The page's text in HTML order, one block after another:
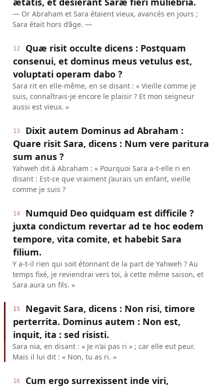
— Or Abraham et Sara étaient vieux, avancés en jours ;
Sara était hors d’âge. —
12
Quæ risit occulte dicens : Postquam
consenui, et dominus meus vetulus est,
voluptati operam dabo ?
Sara rit en elle-même, en se disant : « Vieille comme je
suis, connaîtrais-je encore le plaisir ? Et mon seigneur
aussi est vieux. »
13
Dixit autem Dominus ad Abraham :
Quare risit Sara, dicens : Num vere paritura
sum anus ?
Yahweh dit à Abraham : « Pourquoi Sara a-t-elle ri en
disant : Est-ce que vraiment j’aurais un enfant, vieille
comme je suis ?
14
Numquid Deo quidquam est difficile ?
juxta condictum revertar ad te hoc eodem
tempore, vita comite, et habebit Sara
filium.
Y a-t-il rien qui soit étonnant de la part de Yahweh ? Au
temps fixé, je reviendrai vers toi, à cette même saison, et
Sara aura un fils. »
15
Negavit Sara, dicens : Non risi, timore
perterrita. Dominus autem : Non est,
inquit, ita : sed risisti.
Sara nia, en disant : « Je n’ai pas ri » ; car elle eut peur.
Mais il lui dit : « Non, tu as ri. »
16 Cum ergo surrexissent inde viri,